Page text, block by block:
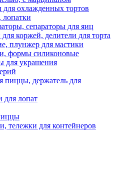
охлажденных тортов
лопатки
сепараторы для яиц
коржей, делители для торта
плунжер для мастики
формы силиконовые
для украшения
пиццы, держатель для
для лопат
тележки для контейнеров